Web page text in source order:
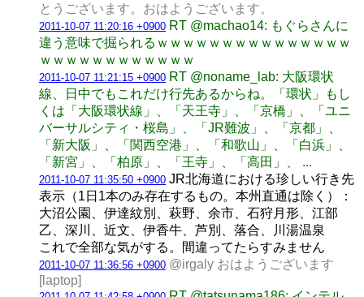
とうございます。おはようございます。
2011-10-07 11:20:16 +0900 RT @machao14: もぐらさんに
違う意味で掘られるｗｗｗｗｗｗｗｗｗｗｗｗｗｗｗ
ｗｗｗｗｗｗｗｗｗｗｗｗ
2011-10-07 11:21:15 +0900 RT @noname_lab: 大阪環状
線、日中でもこれだけ行先あるからね。「環状」もし
くは「大阪環状線」、「天王寺」、「京橋」、「ユニ
バーサルシティ・桜島」、「JR難波」、「京都」、
「新大阪」、「関西空港」、「和歌山」、「白浜」、
「新宮」、「柏原」、「王寺」、「高田」、 ...
2011-10-07 11:35:50 +0900 JR北海道における珍しい行き先
表示（1日1本のみ存在するもの。本州直通は除く）：
大沼公園、伊達紋別、萩野、余市、石狩月形、江部
乙、深川、近文、伊香牛、芦別、落合、川湯温泉
これで全部な気がする。間違ってたらすみません
2011-10-07 11:36:56 +0900 @irgaly おはようございます
[laptop]